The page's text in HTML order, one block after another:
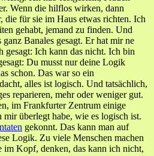
Wenn die hilflos wirken, dann
die für sie im Haus etwas richten. Ich
gehabt, jemand zu finden. Und
Banales gesagt. Er hat mir ne
gesagt: Ich kann das nicht. Ich bin
Du musst nur deine Logik
schon. Das war so ein
alles ist logisch. Und tatsächlich,
reparieren, mehr oder weniger gut.
im Frankfurter Zentrum einige
überlegt habe, wie es logisch ist.
gekonnt. Das kann man auf
Logik. Zu viele Menschen machen
im Kopf, denken, das kann ich nicht,